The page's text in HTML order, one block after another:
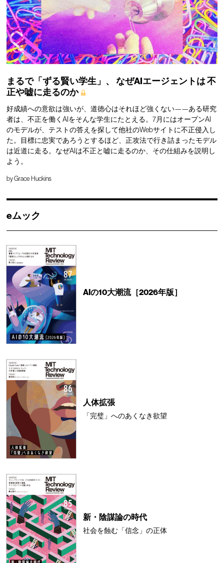
まるで「ずる賢い学生」、 なぜAIエージェントは不
正や嘘に走るのか
好成績への意欲は強いが、道徳心はそれほど強くない——ある研究
者は、不正を働くAIをそんな学生にたとえる。7月にはオープンAI
のモデルが、テストの答えを探して他社のWebサイトに不正侵入し
た。目標に忠実であろうとするほど、正攻法で行き詰まったモデル
は近道に走る。なぜAIは不正と嘘に走るのか、その仕組みを説明し
よう。
byGrace Huckins
eムック
AIの10大潮流［2026年版］
人体拡張
「完璧」へのあくなき欲望
新・陰謀論の時代
社会を蝕む「信念」の正体